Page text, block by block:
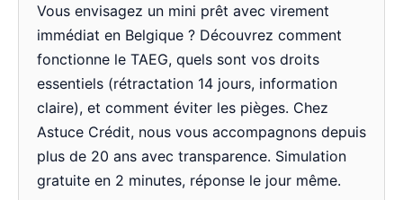
Vous envisagez un mini prêt avec virement
immédiat en Belgique ? Découvrez comment
fonctionne le TAEG, quels sont vos droits
essentiels (rétractation 14 jours, information
claire), et comment éviter les pièges. Chez
Astuce Crédit, nous vous accompagnons depuis
plus de 20 ans avec transparence. Simulation
gratuite en 2 minutes, réponse le jour même.